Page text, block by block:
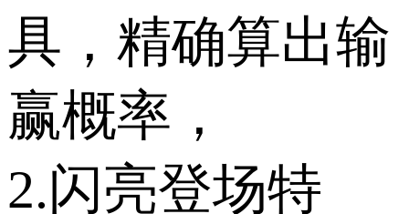
具，精确算出输
赢概率，
2.闪亮登场特